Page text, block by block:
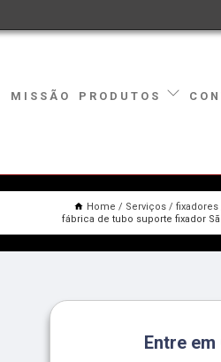
MISSÃO PRODUTOS
Home Serviços fixadores
fábrica de tubo suporte fixador
Entre